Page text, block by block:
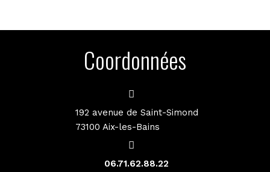
Coordonnées
192 avenue de Saint-Simond
73100 Aix-les-Bains
06.71.62.88.22